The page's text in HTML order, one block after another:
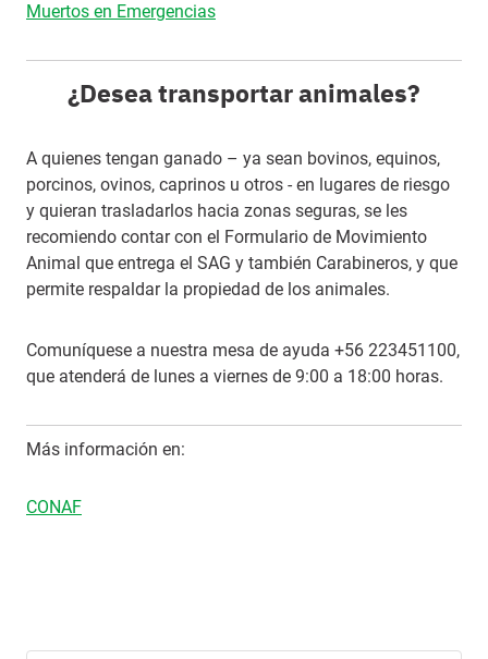
Muertos en Emergencias
¿Desea transportar animales?
A quienes tengan ganado – ya sean bovinos, equinos,
porcinos, ovinos, caprinos u otros - en lugares de riesgo
y quieran trasladarlos hacia zonas seguras, se les
recomiendo contar con el Formulario de Movimiento
Animal que entrega el SAG y también Carabineros, y que
permite respaldar la propiedad de los animales.
Comuníquese a nuestra mesa de ayuda +56 223451100,
que atenderá de lunes a viernes de 9:00 a 18:00 horas.
Más información en:
CONAF